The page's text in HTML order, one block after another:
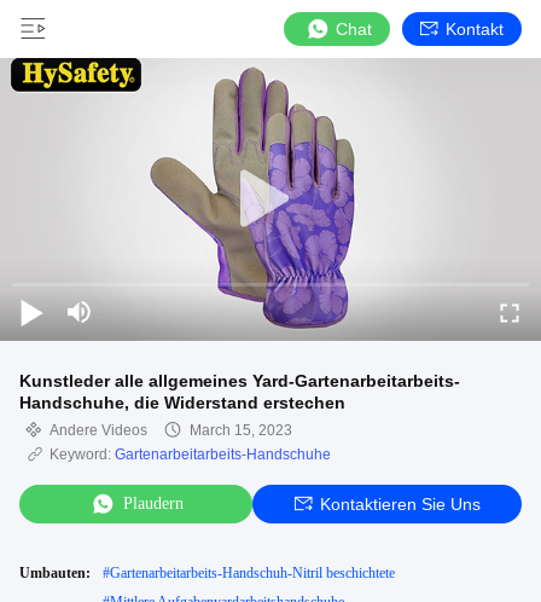
Chat Kontakt
Kunstleder alle allgemeines Yard-Gartenarbeitarbeits-
Handschuhe, die Widerstand erstechen
Andere Videos
March 15, 2023
Keyword: Gartenarbeitarbeits-Handschuhe
Plaudern Kontaktieren Sie Uns
Umbauten: #Gartenarbeitarbeits-Handschuh-Nitril beschichtete